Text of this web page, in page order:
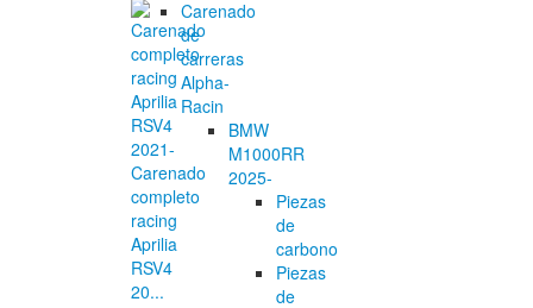
Carenado
de
carreras
Alpha-
Racin
BMW
M1000RR
2025-
Piezas
de
carbono
Piezas
de
Carenado
completo
racing
Aprilia
RSV4
20...